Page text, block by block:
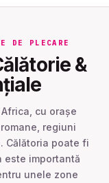
PLECARE
&
cu orașe
regiuni
Călătoria poate fi
importantă
unele zone